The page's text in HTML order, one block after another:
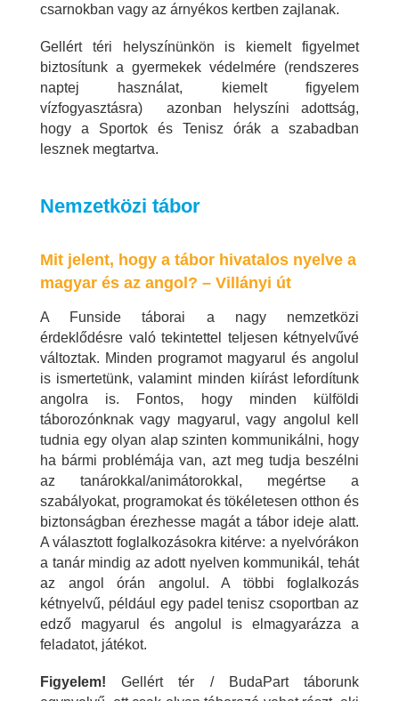
csarnokban vagy az árnyékos kertben zajlanak.
Gellért téri helyszínünkön is kiemelt figyelmet
biztosítunk a gyermekek védelmére (rendszeres
naptej használat, kiemelt figyelem
vízfogyasztásra) azonban helyszíni adottság,
hogy a Sportok és Tenisz órák a szabadban
lesznek megtartva.
Nemzetközi tábor
Mit jelent, hogy a tábor hivatalos nyelve a
magyar és az angol? – Villányi út
A Funside táborai a nagy nemzetközi
érdeklődésre való tekintettel teljesen kétnyelvűvé
változtak. Minden programot magyarul és angolul
is ismertetünk, valamint minden kiírást lefordítunk
angolra is. Fontos, hogy minden külföldi
táborozónknak vagy magyarul, vagy angolul kell
tudnia egy olyan alap szinten kommunikálni, hogy
ha bármi problémája van, azt meg tudja beszélni
az tanárokkal/animátorokkal, megértse a
szabályokat, programokat és tökéletesen otthon és
biztonságban érezhesse magát a tábor ideje alatt.
A választott foglalkozásokra kitérve: a nyelvórákon
a tanár mindig az adott nyelven kommunikál, tehát
az angol órán angolul. A többi foglalkozás
kétnyelvű, például egy padel tenisz csoportban az
edző magyarul és angolul is elmagyarázza a
feladatot, játékot.
Figyelem! Gellért tér / BudaPart táborunk